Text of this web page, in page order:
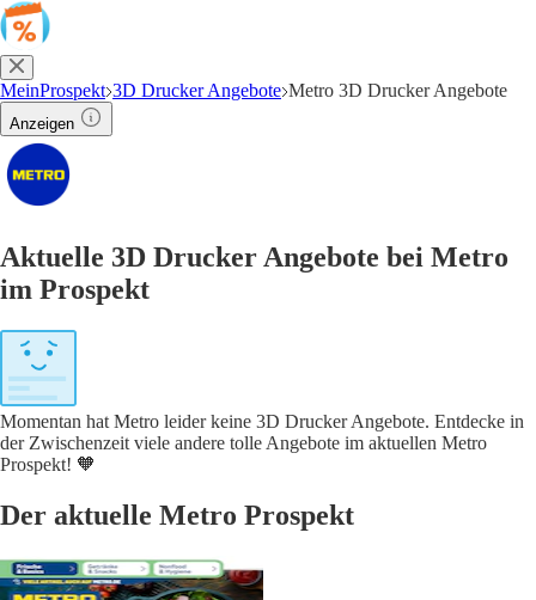
MeinProspekt 3D Drucker Angebote Metro 3D Drucker Angebote
Anzeigen
Aktuelle 3D Drucker Angebote bei Metro
im Prospekt
Momentan hat Metro leider keine 3D Drucker Angebote. Entdecke in
der Zwischenzeit viele andere tolle Angebote im aktuellen Metro
Prospekt! 🧡
Der aktuelle Metro Prospekt